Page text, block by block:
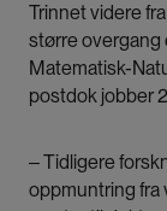
Trinnet videre
større overgang
Matematisk-
postdok jobber
‒ Tidligere
oppmuntring fra